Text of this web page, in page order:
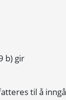
b) gir
til å inngå